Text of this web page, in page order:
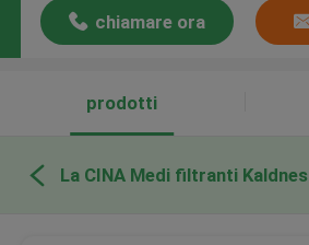
chiamare ora
prodotti
La CINA Medi filtranti Kaldnes